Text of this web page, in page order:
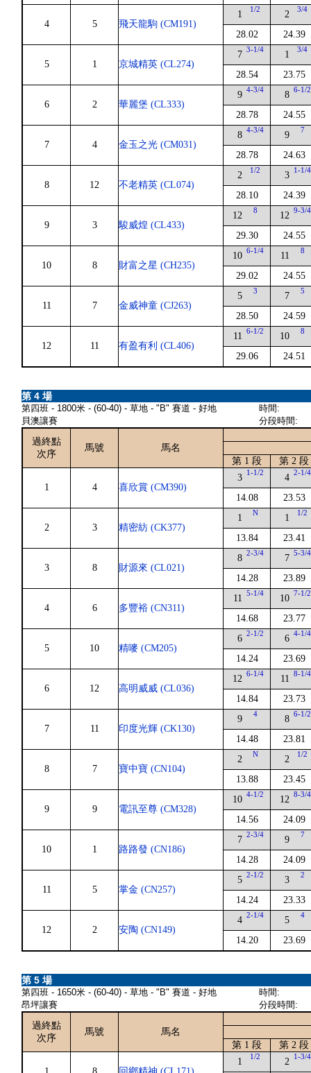
4 5 飛天龍駒 (CM191)
1 1/2
28.02
2 3/4
24.39
5 1 京城精英 (CL274)
7 3-1/4
28.54
1 3/4
23.75
6 2 華麗堡 (CL333)
9 4-3/4
28.78
8 6-1/2
24.55
7 4 金玉之光 (CM031)
8 4-3/4
28.78
9 7
24.63
8 12 不老精英 (CL074)
2 1/2
28.10
3 1-1/4
24.39
9 3 駿威煌 (CL433)
12 8
29.30
12 9-3/4
24.55
10 8 財富之星 (CH235)
10 6-1/4
29.02
11 8
24.55
11 7 金威神童 (CJ263)
5 3
28.50
7 5
24.59
12 11 有盈有利 (CL406)
11 6-1/2
29.06
10 8
24.51
第 4 場
第四班 - 1800米 - (60-40) - 草地 - "B" 賽道 - 好地
貝澳讓賽
時間:
分段時間:
過終點
次序
馬號
馬名
第 1 段
第 2 段
1 4 喜欣賞 (CM390)
3 1-1/2
14.08
4 2-1/4
23.53
2 3 精密紡 (CK377)
1 N
13.84
1 1/2
23.41
3 8 財源來 (CL021)
8 2-3/4
14.28
7 5-3/4
23.89
4 6 多豐裕 (CN311)
11 5-1/4
14.68
10 7-1/2
23.77
5 10 精嘜 (CM205)
6 2-1/2
14.24
6 4-1/4
23.69
6 12 高明威威 (CL036)
12 6-1/4
14.84
11 8-1/4
23.73
7 11 印度光輝 (CK130)
9 4
14.48
8 6-1/2
23.81
8 7 寶中寶 (CN104)
2 N
13.88
2 1/2
23.45
9 9 電訊至尊 (CM328)
10 4-1/2
14.56
12 8-3/4
24.09
10 1 路路發 (CN186)
7 2-3/4
14.28
9 7
24.09
11 5 掌金 (CN257)
5 2-1/2
14.24
3 2
23.33
12 2 安陶 (CN149)
4 2-1/4
14.20
5 4
23.69
第 5 場
第四班 - 1650米 - (60-40) - 草地 - "B" 賽道 - 好地
昂坪讓賽
時間:
分段時間:
過終點
次序
馬號
馬名
第 1 段
第 2 段
1 1/2 2 1-3/4